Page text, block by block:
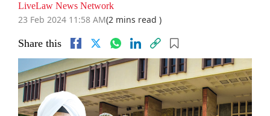
LiveLaw News Network
23 Feb 2024 11:58 AM(2 mins read )
Share this